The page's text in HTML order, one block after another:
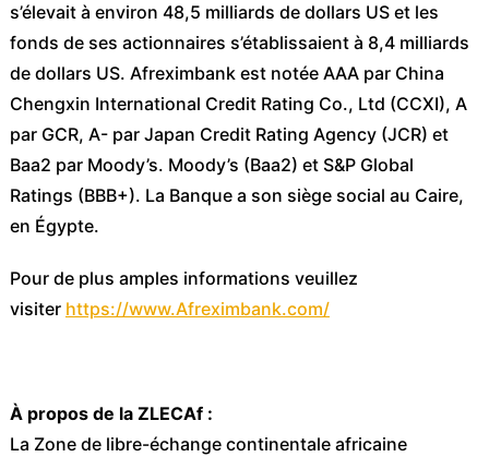
s’élevait à environ 48,5 milliards de dollars US et les
fonds de ses actionnaires s’établissaient à 8,4 milliards
de dollars US. Afreximbank est notée AAA par China
Chengxin International Credit Rating Co., Ltd (CCXI), A
par GCR, A- par Japan Credit Rating Agency (JCR) et
Baa2 par Moody’s. Moody’s (Baa2) et S&P Global
Ratings (BBB+). La Banque a son siège social au Caire,
en Égypte.
Pour de plus amples informations veuillez
visiter https://www.Afreximbank.com/
À propos de la ZLECAf :
La Zone de libre-échange continentale africaine